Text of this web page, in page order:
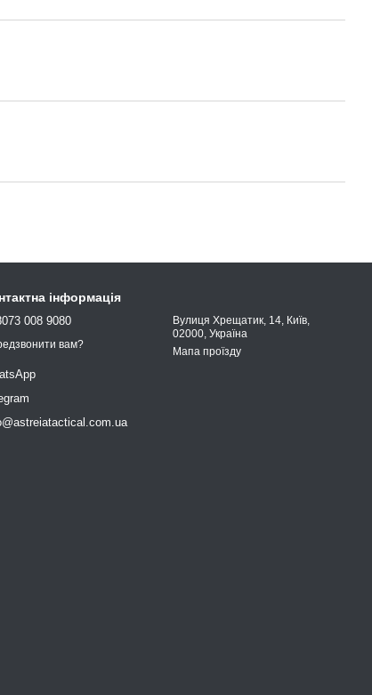
інформація
008 9080
вам?
Вулиця Хрещатик, 14, Київ,
02000, Україна
Мапа проїзду